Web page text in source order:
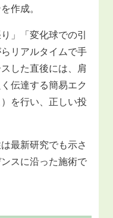
作成。
」「変化球での引
リアルタイムで手
した直後には、肩
伝達する簡易エク
を行い、正しい投
最新研究でも示さ
スに沿った施術で